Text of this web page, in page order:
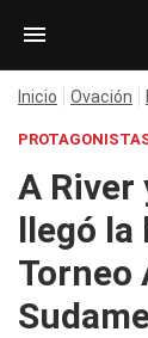
Inicio Ovación
A River
llegó la
Torneo